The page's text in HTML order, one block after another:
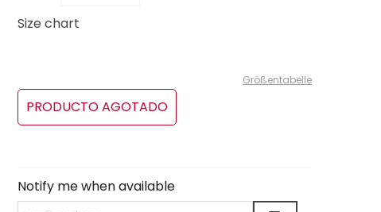
Size chart
Größentabelle
PRODUCTO AGOTADO
Notify me when available